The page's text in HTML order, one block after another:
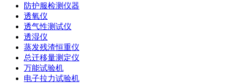
防护服检测仪器
透氧仪
透气性测试仪
透湿仪
蒸发残渣恒重仪
总迁移量测定仪
万能试验机
电子拉力试验机